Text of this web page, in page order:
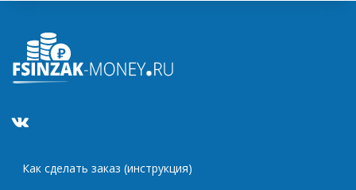
Как сделать заказ (инструкция)